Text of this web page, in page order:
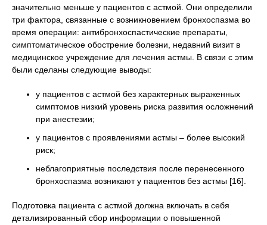
значительно меньше у пациентов с астмой. Они определили
три фактора, связанные с возникновением бронхоспазма во
время операции: антибронхоспастические препараты,
симптоматическое обострение болезни, недавний визит в
медицинское учреждение для лечения астмы. В связи с этим
были сделаны следующие выводы:
у пациентов с астмой без характерных выраженных
симптомов низкий уровень риска развития осложнений
при анестезии;
у пациентов с проявлениями астмы – более высокий
риск;
неблагоприятные последствия после перенесенного
бронхоспазма возникают у пациентов без астмы [16].
Подготовка пациента с астмой должна включать в себя
детализированный сбор информации о повышенной